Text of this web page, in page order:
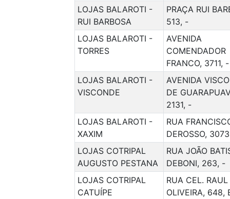
LOJAS BALAROTI -
RUI BARBOSA
PRAÇA RUI
513, -
LOJAS BALAROTI -
TORRES
AVENIDA
COMENDADOR
FRANCO, 3711, -
LOJAS BALAROTI -
VISCONDE
AVENIDA
DE
2131, -
LOJAS BALAROTI -
XAXIM
RUA
DEROSSO,
LOJAS COTRIPAL
AUGUSTO PESTANA
RUA JOÃO
DEBONI, 263, -
LOJAS COTRIPAL
CATUÍPE
RUA CEL. RAUL
OLIVEIRA, 648,